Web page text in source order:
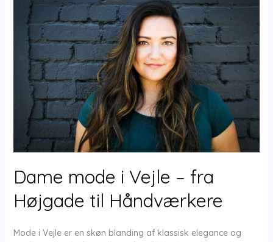
modeverdenen
Dame mode i Vejle – fra
Højgade til Håndværkere
Mode i Vejle er en skøn blanding af klassisk elegance og